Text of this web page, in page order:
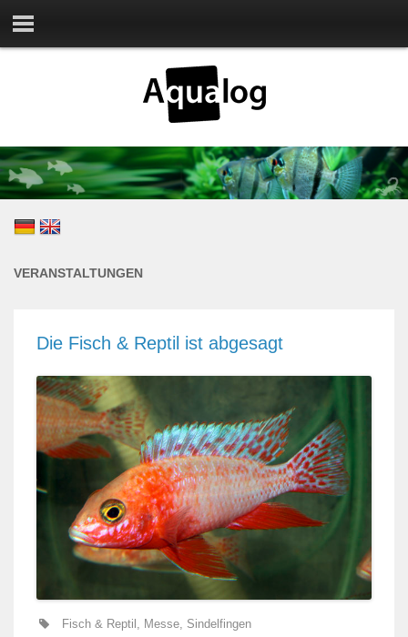
VERANSTALTUNGEN
Die Fisch & Reptil ist abgesagt
Fisch & Reptil Messe, Sindelfingen